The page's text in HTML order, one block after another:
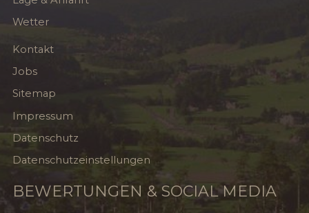
Wetter
Kontakt
Jobs
Sitemap
Impressum
Datenschutz
Datenschutzeinstellungen
BEWERTUNGEN & SOCIAL MEDIA